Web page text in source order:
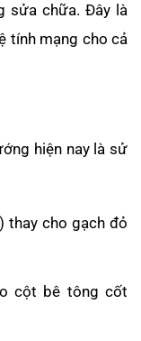
sửa chữa. Đây là
tính mạng cho cả
hiện nay là sử
thay cho gạch đỏ
cột bê tông cốt